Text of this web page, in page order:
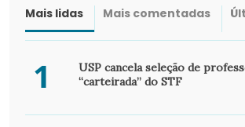
Mais lidas Mais comentadas
1
USP cancela seleção de
“carteirada” do STF